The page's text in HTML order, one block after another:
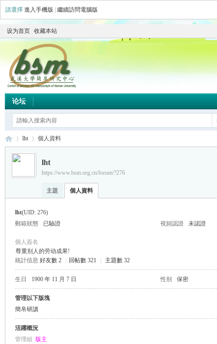
請選擇 進入手機版 繼續訪問電腦版
设为首页 收藏本站
论坛
›
lht
›
個人資料
lht
https://www.bsm.org.cn/forum/?276
主題 個人資料
lht(UID: 276)
郵箱狀態
已驗證 視頻認證 未認證
個人簽名
尊重别人的劳动成果!
統計信息 好友數 2 回帖數 321 主題數 32
生日 1900 年 11 月 7 日 性别 保密
管理以下版塊
簡帛研讀
活躍概況
管理組 版主